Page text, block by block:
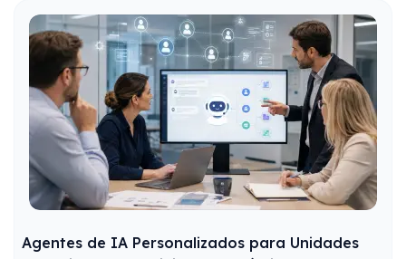
Agentes de IA Personalizados para Unidades